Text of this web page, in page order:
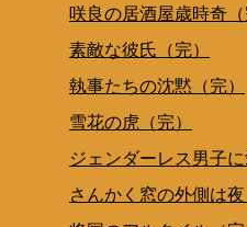
咲良の居酒屋歳時奇（
素敵な彼氏（完）
執事たちの沈黙（完）
雪花の虎（完）
ジェンダーレス男子
さんかく窓の外側は夜